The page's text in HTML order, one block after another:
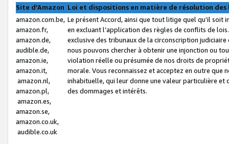
Site d’Amazon Loi et dispositions en matière de résolution
amazon.com.be,
amazon.fr,
amazon.de,
audible.de,
amazon.ie,
amazon.it,
amazon.nl,
amazon.pl,
amazon.es,
amazon.se,
amazon.co.uk,
audible.co.uk
Le présent Accord, ainsi que tout litige quel qu’il soit
en excluant l’application des règles de conflits de
exclusive des tribunaux de la circonscription
nous pouvons chercher à obtenir une injonction ou
violation réelle ou présumée de nos droits de
morale. Vous reconnaissez et acceptez en outre que
inhabituelle, qui leur donne une valeur particulière
des dommages et intérêts.